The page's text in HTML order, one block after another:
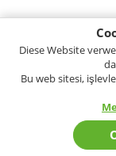
Diese Website
Bu web sitesi,